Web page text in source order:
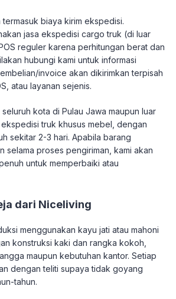
biaya kirim ekspedisi.
jasa ekspedisi cargo truk (di luar
reguler karena perhitungan berat dan
hubungi kami untuk informasi
invoice akan dikirimkan terpisah
atau layanan sejenis.
kota di Pulau Jawa maupun luar
truk khusus mebel, dengan
sekitar 2-3 hari. Apabila barang
selama proses pengiriman, kami akan
untuk memperbaiki atau
dari Niceliving
menggunakan kayu jati atau mahoni
konstruksi kaki dan rangka kokoh,
maupun kebutuhan kantor. Setiap
dengan teliti supaya tidak goyang
tahun.